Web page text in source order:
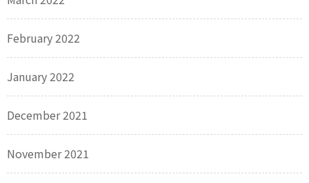
February 2022
January 2022
December 2021
November 2021